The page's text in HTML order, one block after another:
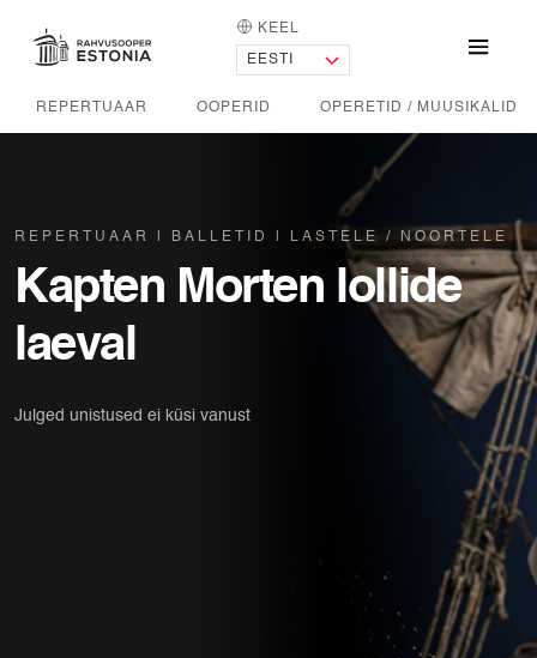
AVALEHT KEEL
REPERTUAAR OOPERID OPERETID / MUUSIKALID
REPERTUAAR BALLETID LASTELE / NOORTELE
Kapten Morten lollide
laeval
Julged unistused ei küsi vanust